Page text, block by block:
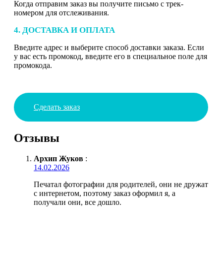
Когда отправим заказ вы получите письмо с трек-
номером для отслеживания.
4. ДОСТАВКА И ОПЛАТА
Введите адрес и выберите способ доставки заказа. Если
у вас есть промокод, введите его в специальное поле для
промокода.
Сделать заказ
Отзывы
Архип Жуков :
14.02.2026
Печатал фотографии для родителей, они не дружат
с интернетом, поэтому заказ оформил я, а
получали они, все дошло.